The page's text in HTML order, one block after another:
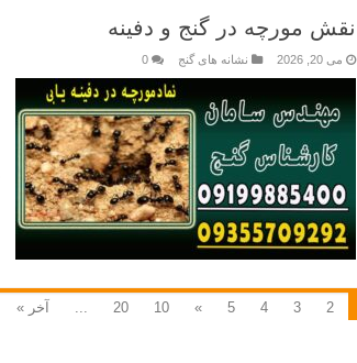
نقش مورچه در گنج و دفینه
می 20, 2026 نشانه های گنج 0
2
3
4
5
»
10
20
... آخر »